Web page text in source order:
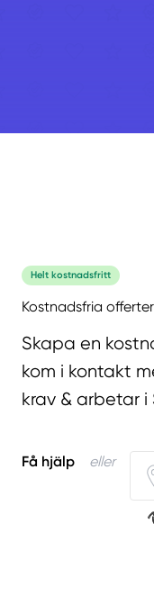
Helt kostnadsfritt
Kostnadsfria
Skapa en
kom i kontakt
krav & arbetar
Få hjälp eller